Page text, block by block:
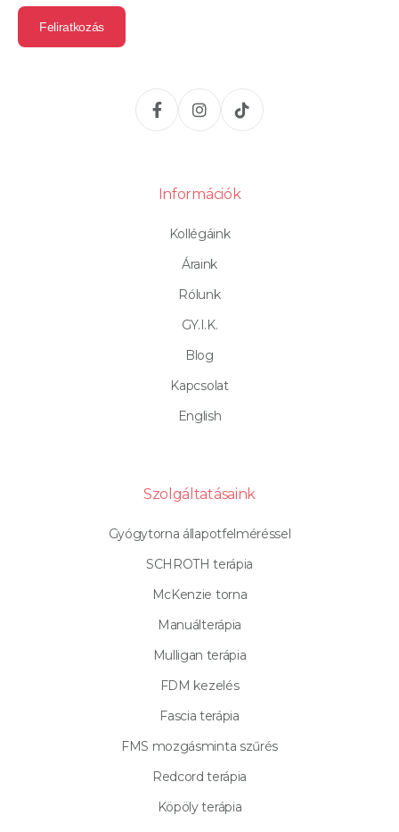
Információk
Kollégáink
Áraink
Rólunk
GY.I.K.
Blog
Kapcsolat
English
Szolgáltatásaink
Gyógytorna állapotfelméréssel
SCHROTH terápia
McKenzie torna
Manuálterápia
Mulligan terápia
FDM kezelés
Fascia terápia
FMS mozgásminta szűrés
Redcord terápia
Köpöly terápia